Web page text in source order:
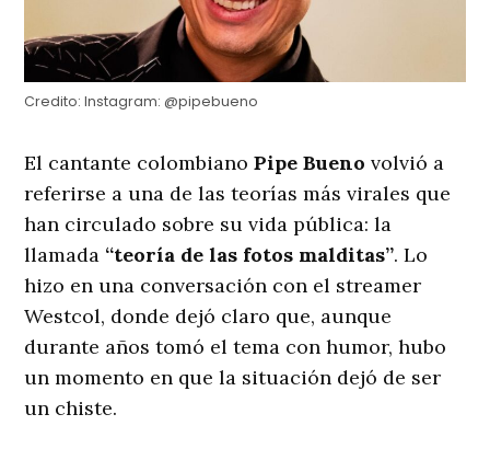
Credito: Instagram: @pipebueno
El cantante colombianoPipe Bueno volvió a
referirse a una de las teorías más virales que
han circulado sobre su vida pública: la
llamada “teoría de las fotos malditas”. Lo
hizo en una conversación con el streamer
Westcol, donde dejó claro que, aunque
durante años tomó el tema con humor, hubo
un momento en que la situación dejó de ser
un chiste.